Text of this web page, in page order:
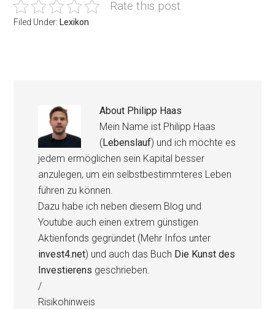
Rate this post
Filed Under: Lexikon
About Philipp Haas
Mein Name ist Philipp Haas
(Lebenslauf) und ich möchte es
jedem ermöglichen sein Kapital besser
anzulegen, um ein selbstbestimmteres Leben
führen zu können.
Dazu habe ich neben diesem Blog und
Youtube auch einen extrem günstigen
Aktienfonds gegründet (Mehr Infos unter
invest4.net) und auch das Buch Die Kunst des
Investierens geschrieben.
/
Risikohinweis